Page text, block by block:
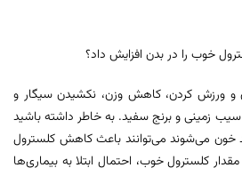
و ورزش کردن، کاهش وزن، نکشیدن سیگار و
سیب زمینی و برنج سفید. به خاطر داشته باشید
خون می‌شوند می‌توانند باعث کاهش کلسترول
کلسترول خوب، احتمال ابتلا به بیماری‌ها